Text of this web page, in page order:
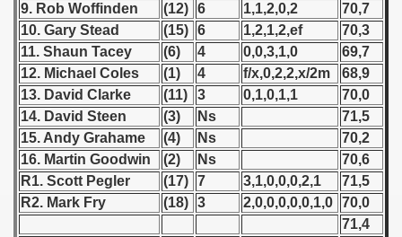
9. Rob Woffinden
(12) 6 1,1,2,0,2
70,7
10. Gary Stead
(15) 6 1,2,1,2,ef
70,3
11. Shaun Tacey
(6) 4 0,0,3,1,0
69,7
12. Michael Coles
(1) 4 f/x,0,2,2,x/2m
68,9
13. David Clarke
(11) 3 0,1,0,1,1
70,0
14. David Steen
(3) Ns
71,5
15. Andy Grahame
(4) Ns
70,2
16. Martin Goodwin
(2) Ns
70,6
R1. Scott Pegler
(17) 7 3,1,0,0,0,2,1
71,5
R2. Mark Fry
(18) 3 2,0,0,0,0,0,1,0 70,0
71,4
- 1952